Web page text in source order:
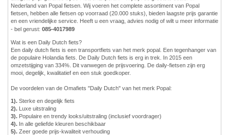
Nederland van Popal fietsen. Wij voeren het complete assortiment van Popal
fietsen, hebben alle fietsen op voorraad (20.000 stuks), bieden laagste prijs garantie
en een vriendelijke service. Heeft u een vraag, advies nodig of wilt u meer informatie
- bel gerust: 085-4017989
Wat is een Daily Dutch fiets?
Een daily dutch fiets is een transportfiets van het merk popal. Een tegenhanger van
de populaire Holandia fiets. De Daily Dutch fiets is erg in trek. In 2015 een
omzetstijging van 334%. Dit vanwegen de prijsvoering. De daily-fietsen zijn erg
mooi, degelijk, kwalitatief en een stuk goedkoper.
De voordelen van de Omafiets "Daily Dutch" van het merk Popal:
1). Sterke en degelijk fiets
2). Luxe uitstraling
3). Populaire en trendy looks/uitstraling (inclusief voordrager)
4). In alle geliefde kleuren beschikbaar
5). Zeer goede prijs-kwaliteit verhouding